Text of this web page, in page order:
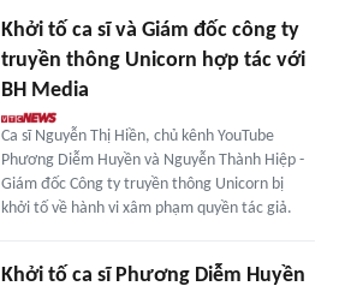
Khởi tố ca sĩ và Giám đốc công ty
truyền thông Unicorn hợp tác với
BH Media
Ca sĩ Nguyễn Thị Hiền, chủ kênh YouTube
Phương Diễm Huyền và Nguyễn Thành Hiệp -
Giám đốc Công ty truyền thông Unicorn bị
khởi tố về hành vi xâm phạm quyền tác giả.
Khởi tố ca sĩ Phương Diễm Huyền